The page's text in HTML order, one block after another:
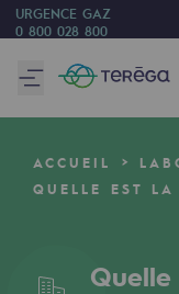
URGENCE GAZ
0 800 028 800
Nous
80 ans
Teréga
ACCUEIL
QUELLE EST